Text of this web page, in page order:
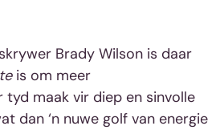
Brady Wilson is daar
is om meer
tyd maak vir diep en sinvolle
dan ‘n nuwe golf van energie